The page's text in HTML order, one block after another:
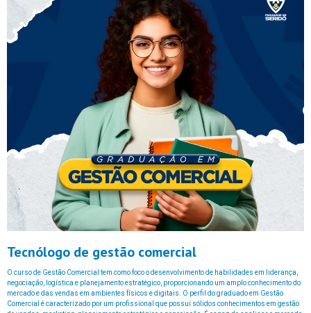
Tecnólogo de gestão comercial
O curso de Gestão Comercial tem como foco o desenvolvimento de habilidades em liderança,
negociação, logística e planejamento estratégico, proporcionando um amplo conhecimento do
mercado e das vendas em ambientes físicos e digitais. O perfil do graduado em Gestão
Comercial é caracterizado por um profissional que possui sólidos conhecimentos em gestão